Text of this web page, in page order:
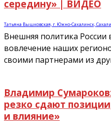
середину» | ВИДЕО
Татьяна Вышковская, г. Южно-Сахалинск,
Внешняя политика России
вовлечение наших
своими партнерами из
Владимир
резко сдают
и влияние»